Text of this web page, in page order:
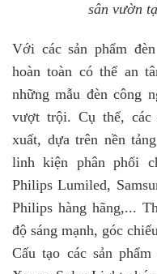
sân vườn
Với các sản phẩm
hoàn toàn có thể an
những mẫu đèn công
vượt trội. Cụ thể, các
xuất, dựa trên nền
linh kiện phân phối
Philips Lumiled,
Philips hàng hãng,...
độ sáng mạnh, góc
Cấu tạo các sản